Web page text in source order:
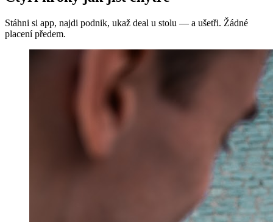
Stáhni si app, najdi podnik, ukaž deal u stolu — a ušetři. Žádné
placení předem.